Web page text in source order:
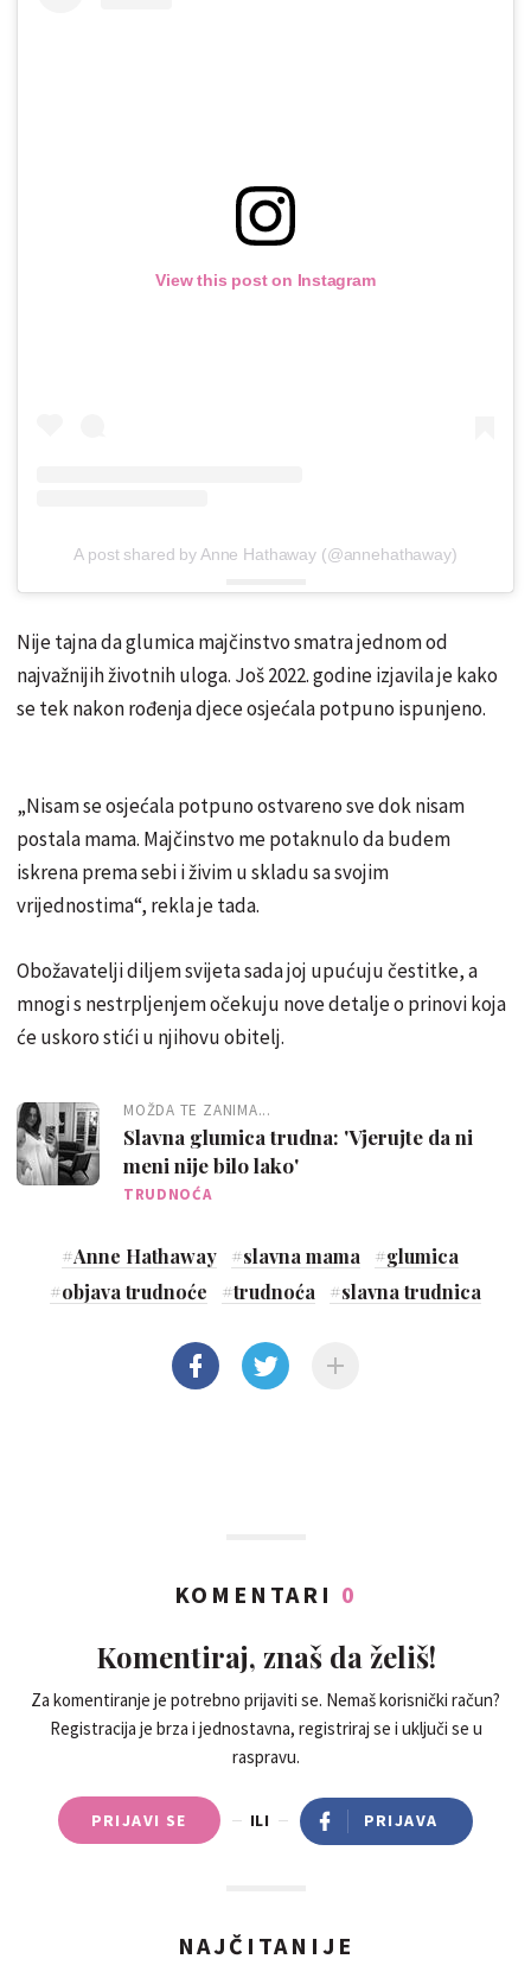
View this post on Instagram
A post shared by Anne Hathaway (@annehathaway)
Nije tajna da glumica majčinstvo smatra jednom od
najvažnijih životnih uloga. Još 2022. godine izjavila je kako
se tek nakon rođenja djece osjećala potpuno ispunjeno.
„Nisam se osjećala potpuno ostvareno sve dok nisam
postala mama. Majčinstvo me potaknulo da budem
iskrena prema sebi i živim u skladu sa svojim
vrijednostima“, rekla je tada.
Obožavatelji diljem svijeta sada joj upućuju čestitke, a
mnogi s nestrpljenjem očekuju nove detalje o prinovi koja
će uskoro stići u njihovu obitelj.
MOŽDA TE ZANIMA...
Slavna glumica trudna: 'Vjerujte da ni
meni nije bilo lako'
TRUDNOĆA
#Anne Hathaway #slavna mama #glumica
#objava trudnoće #trudnoća #slavna trudnica
KOMENTARI 0
Komentiraj, znaš da želiš!
Za komentiranje je potrebno prijaviti se. Nemaš korisnički račun?
Registracija je brza i jednostavna, registriraj se i uključi se u
raspravu.
PRIJAVI SE ILI PRIJAVA
NAJČITANIJE